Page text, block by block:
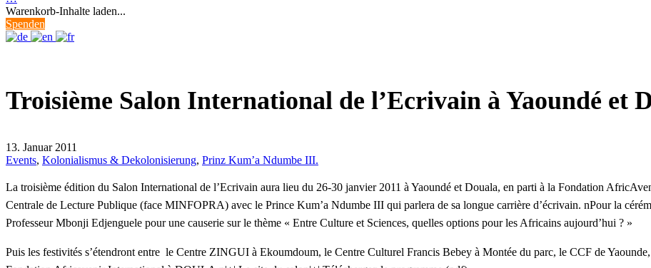
Warenkorb-Inhalte laden...
Spenden
Troisième Salon International de l’Ecrivain à Yaoundé et
13. Januar 2011
Events, Kolonialismus & Dekolonisierung, Prinz Kum’a Ndumbe III.
La troisième édition du Salon International de l’Ecrivain aura lieu du 26-30 janvier 2011 à Yaoundé et Douala, en parti à la Fondation
Centrale de Lecture Publique (face MINFOPRA) avec le Prince Kum’a Ndumbe III qui parlera de sa longue carrière d’écrivain. nPour la
Professeur Mbonji Edjenguele pour une causerie sur le thème « Entre Culture et Sciences, quelles options pour les Africains aujourd’hui ? »
Puis les festivités s’étendront entre le Centre ZINGUI à Ekoumdoum, le Centre Culturel Francis Bebey à Montée du parc, le CCF de